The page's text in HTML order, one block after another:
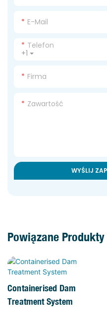
E-Mail
+1
Telefon
Firma
Zawartość
WYŚLIJ
Powiązane Produkty
Containerised Dam
Treatment System